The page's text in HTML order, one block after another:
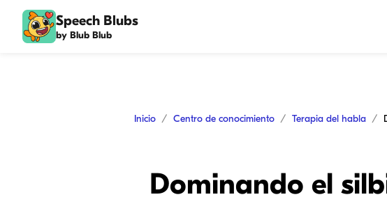
Speech Blubs
by Blub Blub
Inicio Centro de conocimiento Terapia del habla
Dominando el